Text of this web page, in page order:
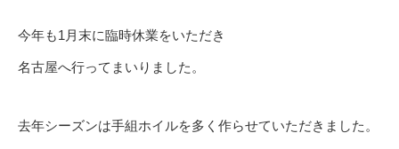
今年も1月末に臨時休業をいただき
名古屋へ行ってまいりました。
去年シーズンは手組ホイルを多く作らせていただきました。